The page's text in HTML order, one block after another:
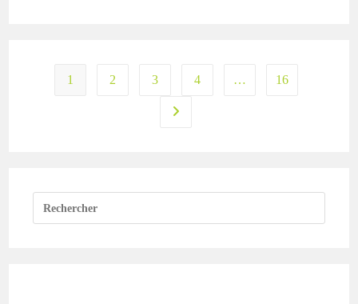
1 2 3 4 … 16
Aller à la page suivante